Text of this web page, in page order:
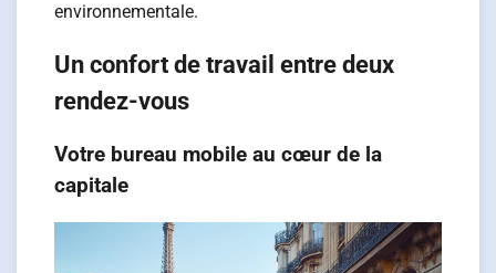
environnementale.
Un confort de travail entre deux
rendez-vous
Votre bureau mobile au cœur de la
capitale